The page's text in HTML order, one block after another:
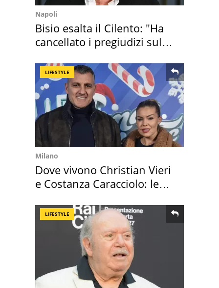
Napoli
Bisio esalta il Cilento: "Ha
cancellato i pregiudizi sul
LIFESTYLE
Milano
Dove vivono Christian Vieri
e Costanza Caracciolo: le
LIFESTYLE